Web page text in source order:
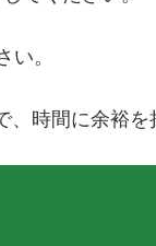
。
時間に余裕を